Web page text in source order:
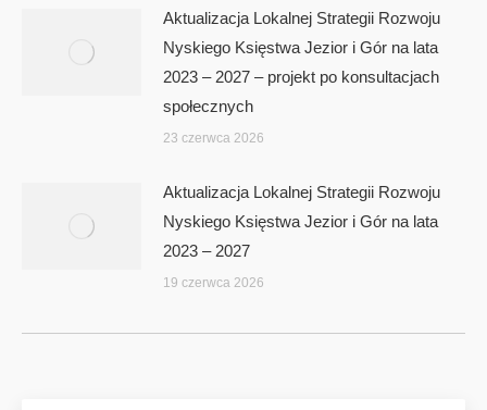
Aktualizacja Lokalnej Strategii Rozwoju
Nyskiego Księstwa Jezior i Gór na lata
2023 – 2027 – projekt po konsultacjach
społecznych
23 czerwca 2026
Aktualizacja Lokalnej Strategii Rozwoju
Nyskiego Księstwa Jezior i Gór na lata
2023 – 2027
19 czerwca 2026